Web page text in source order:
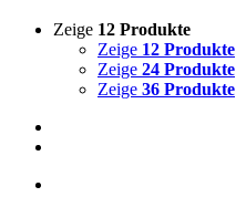
Zeige 12 Produkte
Zeige 12 Produkte
Zeige 24 Produkte
Zeige 36 Produkte